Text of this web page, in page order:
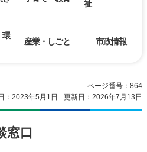
祉
環
産業・しごと 市政情報
ページ番号：864
：2023年5月1日
更新日：2026年7月13日
窓口